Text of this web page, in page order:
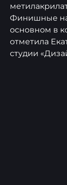
Финишные
основном в
отметила
студии